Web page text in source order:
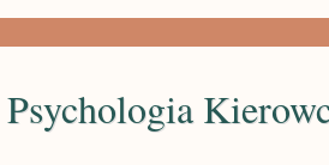
Psychologia